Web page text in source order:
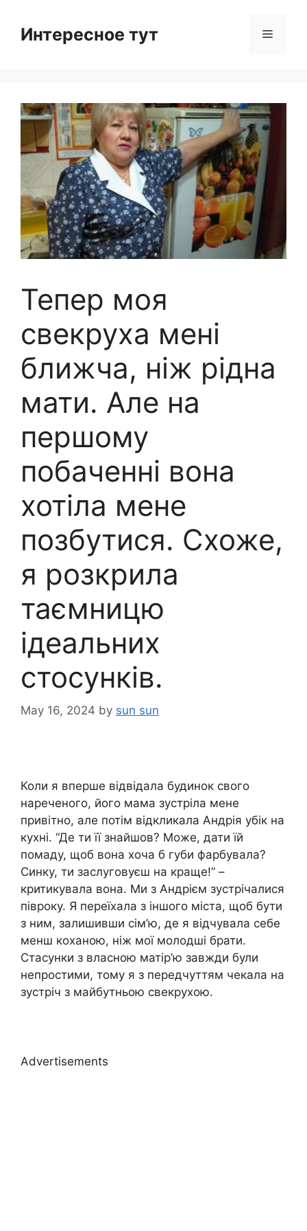
contentИнтересное тут Menu
Тепер моя
свекруха мені
ближча, ніж рідна
мати. Але на
першому
побаченні вона
хотіла мене
позбутися. Схоже,
я розкрила
таємницю
ідеальних
стосунків.
May 16, 2024 by sun sun
Коли я вперше відвідала будинок свого
нареченого, його мама зустріла мене
привітно, але потім відкликала Андрія убік на
кухні. “Де ти її знайшов? Може, дати їй
помаду, щоб вона хоча б губи фарбувала?
Синку, ти заслуговуєш на краще!” –
критикувала вона. Ми з Андрієм зустрічалися
півроку. Я переїхала з іншого міста, щоб бути
з ним, залишивши сім’ю, де я відчувала себе
менш коханою, ніж мої молодші брати.
Стасунки з власною матір’ю завжди були
непростими, тому я з передчуттям чекала на
зустріч з майбутньою свекрухою.
Advertisements